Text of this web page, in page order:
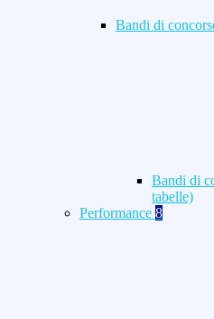
Bandi di
Bandi di
tabelle)
Performance 8